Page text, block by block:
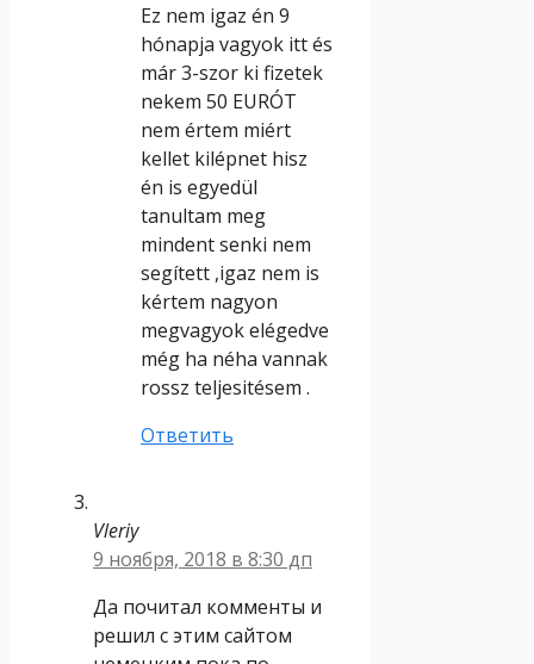
Ez nem igaz én 9
hónapja vagyok itt és
már 3-szor ki fizetek
nekem 50 EURÓT
nem értem miért
kellet kilépnet hisz
én is egyedül
tanultam meg
mindent senki nem
segített ,igaz nem is
kértem nagyon
megvagyok elégedve
még ha néha vannak
rossz teljesitésem .
Ответить
Vleriy
9 ноября, 2018 в 8:30 дп
Да почитал комменты и
решил с этим сайтом